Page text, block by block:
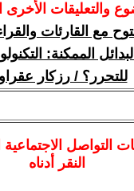
والتعليقات الأخرى
مع القارئات
الممكنة:
للتحرر؟ / رزكار
التواصل
النقر أدناه